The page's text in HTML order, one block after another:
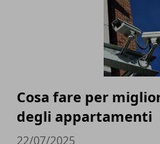
Cosa fare per
degli appartamenti
22/07/2025